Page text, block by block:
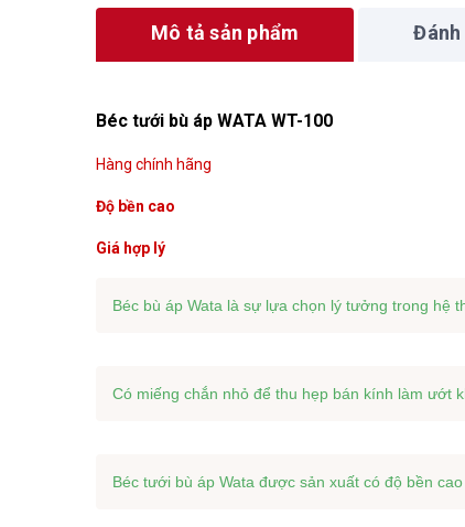
Mô tả sản phẩm Đánh
Béc tưới bù áp WATA WT-100
Hàng chính hãng
Độ bền cao
Giá hợp lý
Béc bù áp Wata là sự lựa chọn lý tưởng trong hệ
Có miếng chắn nhỏ để thu hẹp bán kính làm ướt
Béc tưới bù áp Wata được sản xuất có độ bền